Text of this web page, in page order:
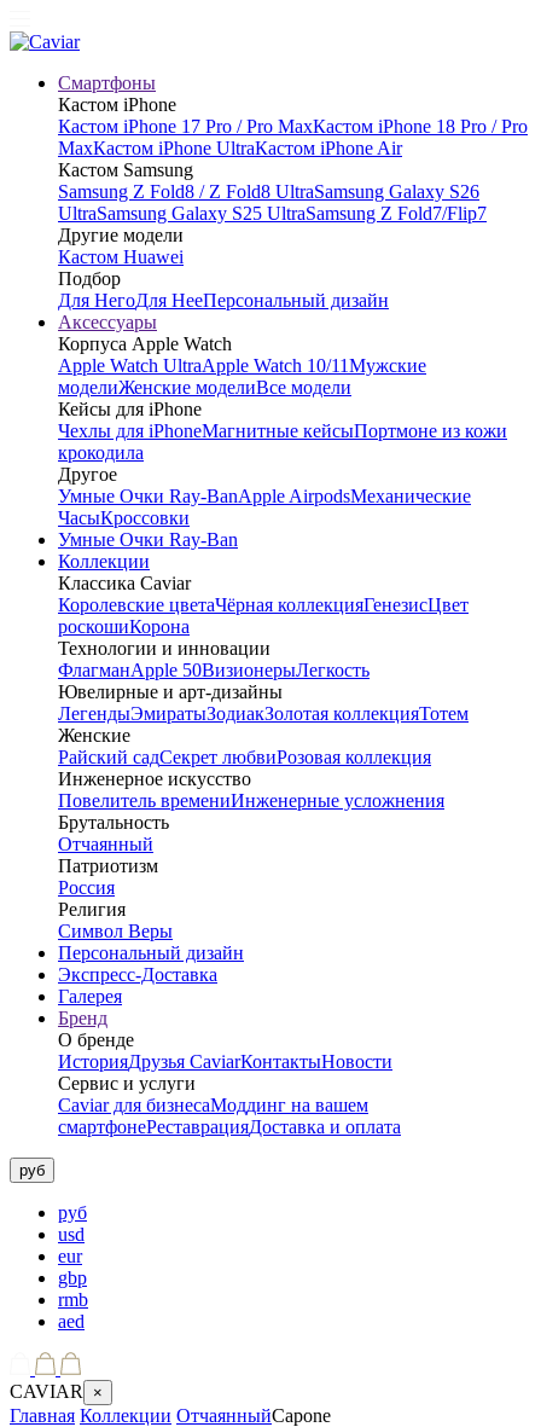
Смартфоны
Кастом iPhone
Кастом iPhone 17 Pro / Pro MaxКастом iPhone 18 Pro / Pro
MaxКастом iPhone UltraКастом iPhone Air
Кастом Samsung
Samsung Z Fold8 / Z Fold8 UltraSamsung Galaxy S26
UltraSamsung Galaxy S25 UltraSamsung Z Fold7/Flip7
Другие модели
Кастом Huawei
Подбор
Для НегоДля НееПерсональный дизайн
Аксессуары
Корпуса Apple Watch
Apple Watch UltraApple Watch 10/11Мужские
моделиЖенские моделиВсе модели
Кейсы для iPhone
Чехлы для iPhoneМагнитные кейсыПортмоне из кожи
крокодила
Другое
Умные Очки Ray-BanApple AirpodsМеханические
ЧасыКроссовки
Умные Очки Ray-Ban
Коллекции
Классика Caviar
Королевские цветаЧёрная коллекцияГенезисЦвет
роскошиКорона
Технологии и инновации
ФлагманApple 50ВизионерыЛегкость
Ювелирные и арт-дизайны
ЛегендыЭмиратыЗодиакЗолотая коллекцияТотем
Женские
Райский садСекрет любвиРозовая коллекция
Инженерное искусство
Повелитель времениИнженерные усложнения
Брутальность
Отчаянный
Патриотизм
Россия
Религия
Символ Веры
Персональный дизайн
Экспресс-Доставка
Галерея
Бренд
О бренде
ИсторияДрузья CaviarКонтактыНовости
Сервис и услуги
Caviar для бизнесаМоддинг на вашем
смартфонеРеставрацияДоставка и оплата
руб
руб
usd
eur
gbp
rmb
aed
CAVIAR ×
Главная Коллекции ОтчаянныйCapone